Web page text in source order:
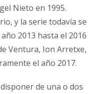
Nieto en 1995.
y la serie todavía se
2013 hasta el 2016
Ventura, Ion Arretxe,
el año 2017.
de una o dos